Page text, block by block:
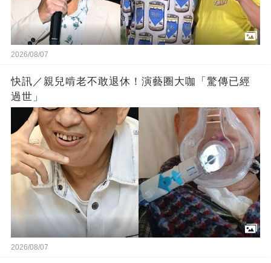
2026/08/07
快訊／親兒啃老不敢退休！演藝圈大咖「驚傳已經
過世」
2026/08/07